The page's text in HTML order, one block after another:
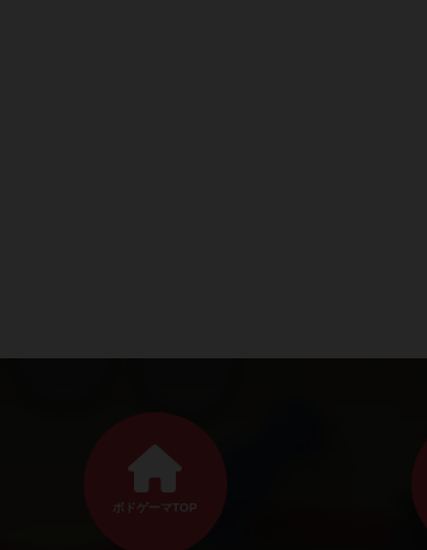
ボドゲーマTOP